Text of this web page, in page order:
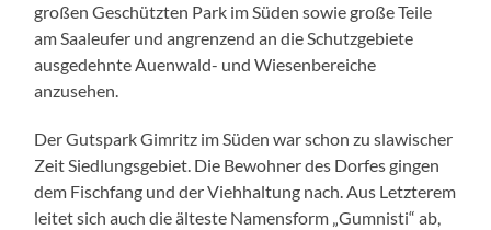
großen Geschützten Park im Süden sowie große Teile
am Saaleufer und angrenzend an die Schutzgebiete
ausgedehnte Auenwald- und Wiesenbereiche
anzusehen.
Der Gutspark Gimritz im Süden war schon zu slawischer
Zeit Siedlungsgebiet. Die Bewohner des Dorfes gingen
dem Fischfang und der Viehhaltung nach. Aus Letzterem
leitet sich auch die älteste Namensform „Gumnisti“ ab,